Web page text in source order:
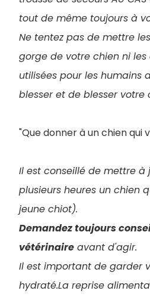
tout de même toujours à
Ne tentez pas de mettre
gorge de votre chien ni les
utilisées pour les humains
blesser et de blesser votre
"Que donner à un chien qui
Il est conseillé de mettre à
plusieurs heures un chien
jeune chiot).
Demandez toujours
vétérinaire avant d'agir.
Il est important de garder
hydraté.La reprise